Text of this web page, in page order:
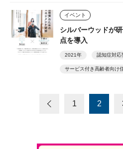
イベント
シルバーウッドが
点を導入
2021年 認知症対応
サービス付き高齢者向け
1 2